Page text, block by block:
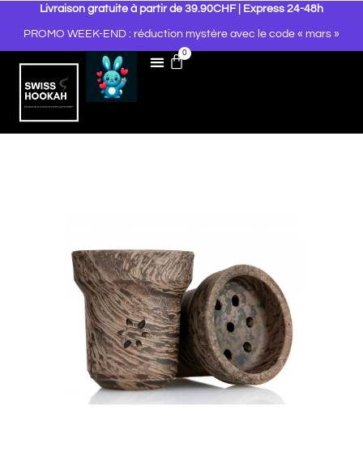
Livraison gratuite à partir de 39.90CHF | Express 24-48h
PROMO WEEK-END : réduction mystère avec le code « mars »
0